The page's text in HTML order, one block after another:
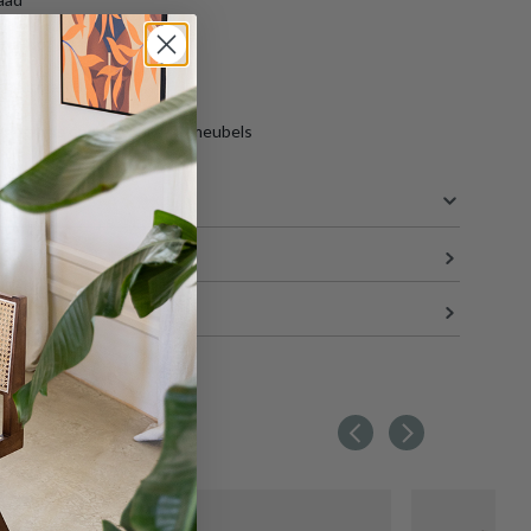
tot 14 dagen
binnen België
gratis opslag van jouw meubels
135 cm
58 cm
108 kg